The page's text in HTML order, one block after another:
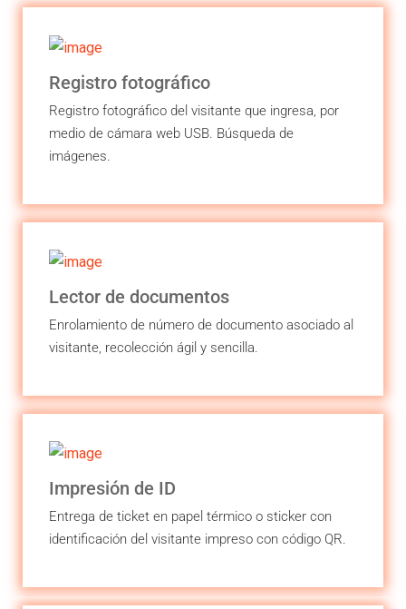
Registro fotográfico
Registro fotográfico del visitante que ingresa, por
medio de cámara web USB. Búsqueda de
imágenes.
Lector de documentos
Enrolamiento de número de documento asociado al
visitante, recolección ágil y sencilla.
Impresión de ID
Entrega de ticket en papel térmico o sticker con
identificación del visitante impreso con código QR.